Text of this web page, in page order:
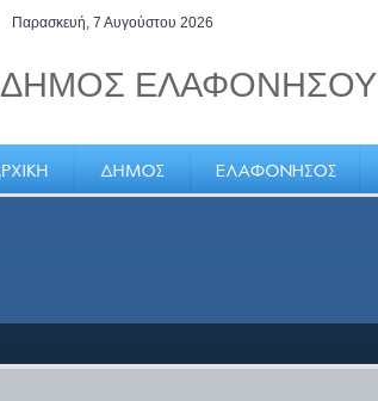
Παρασκευή, 7 Αυγούστου 2026
ΔΗΜΟΣ ΕΛΑΦΟΝΗΣΟΥ